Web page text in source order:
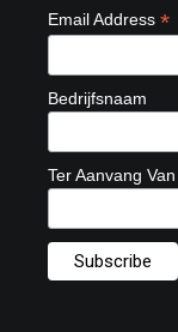
Email Address *
Bedrijfsnaam
Ter Aanvang Van